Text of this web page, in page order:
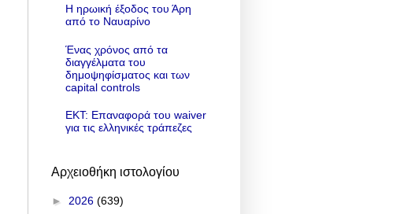
Η ηρωική έξοδος του Άρη
από το Ναυαρίνο
Ένας χρόνος από τα
διαγγέλματα του
δημοψηφίσματος και των
capital controls
ΕΚΤ: Επαναφορά του waiver
για τις ελληνικές τράπεζες
Αρχειοθήκη ιστολογίου
► 2026 (639)